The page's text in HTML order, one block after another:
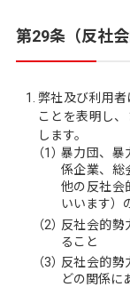
第29条（反社会
弊社及び利用
ことを表明し
します。
（1）暴力団、暴
係企業、総
他の反社会
いいます）
（2）反社会的勢
ること
（3）反社会的勢
どの関係に